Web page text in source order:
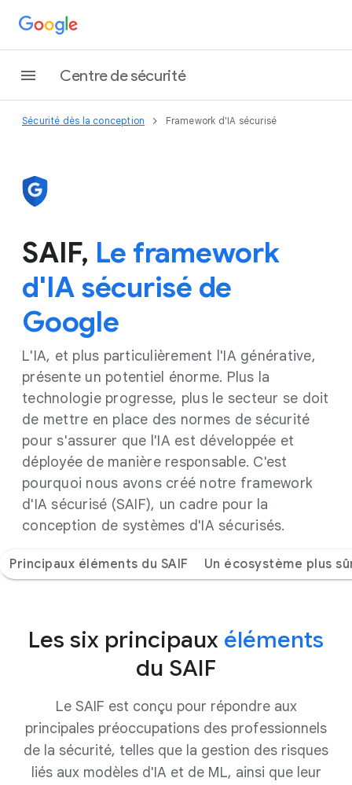
Centre de sécurité
Sécurité dès la conception Framework d'IA sécurisé
SAIF, Le framework
d'IA sécurisé de
Google
L'IA, et plus particulièrement l'IA générative,
présente un potentiel énorme. Plus la
technologie progresse, plus le secteur se doit
de mettre en place des normes de sécurité
pour s'assurer que l'IA est développée et
déployée de manière responsable. C'est
pourquoi nous avons créé notre framework
d'IA sécurisé (SAIF), un cadre pour la
conception de systèmes d'IA sécurisés.
Principaux éléments du SAIF Un écosystème plus
Les six principaux éléments
du SAIF
Le SAIF est conçu pour répondre aux
principales préoccupations des professionnels
de la sécurité, telles que la gestion des risques
liés aux modèles d'IA et de ML, ainsi que leur